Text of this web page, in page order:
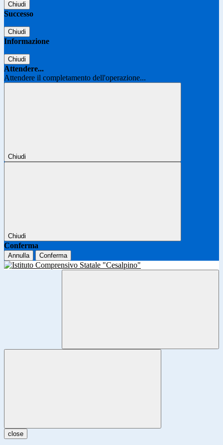
Chiudi
Successo
Chiudi
Informazione
Chiudi
Attendere...
Attendere il completamento dell'operazione...
Chiudi
Chiudi
Conferma
Annulla Conferma
close